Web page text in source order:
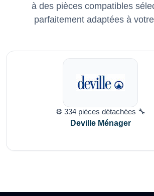
à des pièces compatibles
parfaitement adaptées à
⚙️ 334 pièces détachées 🔧
Deville Ménager